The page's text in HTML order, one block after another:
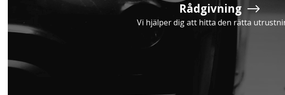
Rådgivning
Vi hjälper dig att hitta den rätta
Serviceavtal
Hjulinställare